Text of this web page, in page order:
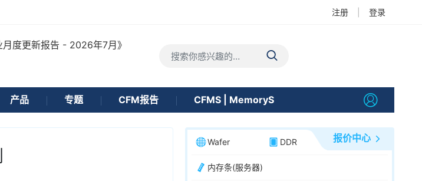
注册 登录
产品 专题 CFM报告 CFMS | MemoryS
报价中心
Wafer DDR
内存条(服务器)